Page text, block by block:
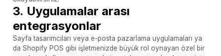
3. Uygulamalar arası
entegrasyonlar
Sayfa tasarımcıları veya e-posta pazarlama uygulamaları ya
da Shopify POS gibi işletmenizde büyük rol oynayan özel bir